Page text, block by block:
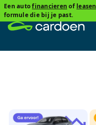
Een autofinancieren of leasen
formule die bij je past.